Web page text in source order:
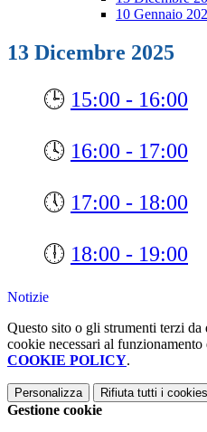
10 Gennaio
13 Dicembre 2025
🕒 15:00 - 16:00
🕓 16:00 - 17:00
🕔 17:00 - 18:00
🕕 18:00 - 19:00
Notizie
Questo sito o gli strumenti terzi
cookie necessari al
COOKIE POLICY.
Personalizza Rifiuta tutti i cookies
Gestione cookie